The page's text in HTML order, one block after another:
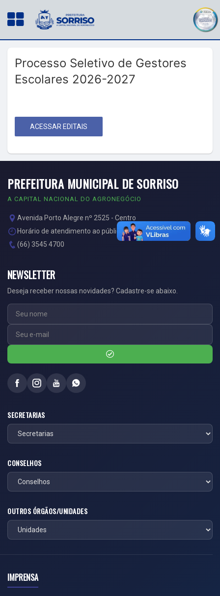
Processo Seletivo de Gestores
Escolares 2026-2027
ACESSAR EDITAIS
PREFEITURA MUNICIPAL DE SORRISO
A CAPITAL NACIONAL DO AGRONEGÓCIO
Avenida Porto Alegre nº 2525 - Centro
Horário de atendimento ao público: das 07:00 às 13:00
(66) 3545 4700
NEWSLETTER
Deseja receber nossas novidades? Cadastre-se abaixo.
SECRETARIAS
CONSELHOS
OUTROS ÓRGÃOS/UNIDADES
IMPRENSA